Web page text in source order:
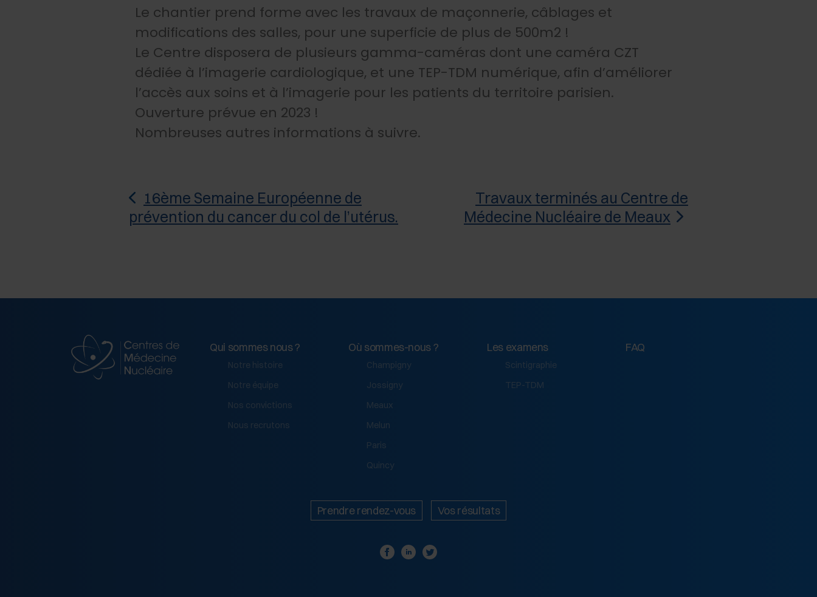
Le chantier prend forme avec les travaux de maçonnerie, câblages et
modifications des salles, pour une superficie de plus de 500m2 !
Le Centre disposera de plusieurs gamma-caméras dont une caméra CZT
dédiée à l’imagerie cardiologique, et une TEP-TDM numérique, afin d’améliorer
l’accès aux soins et à l’imagerie pour les patients du territoire parisien.
Ouverture prévue en 2023 !
Nombreuses autres informations à suivre.
16ème Semaine Européenne de
prévention du cancer du col de l’utérus.
Travaux terminés au Centre de
Médecine Nucléaire de Meaux
Qui sommes nous ?
Notre histoire
Notre équipe
Nos convictions
Nous recrutons
Où sommes-nous ?
Champigny
Jossigny
Meaux
Melun
Paris
Quincy
Les examens
Scintigraphie
TEP-TDM
FAQ
Prendre rendez-vous Vos résultats